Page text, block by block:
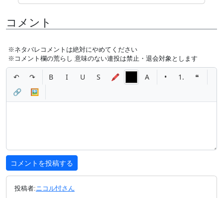
★★★★★
前述のとおりドMというプロフィールですが、まぁ客
寄せの設定よね、、
と話し半分に思っていたのですが、、
性格
★★★★★
コメント
※ネタバレコメントは絶対にやめてください
※コメント欄の荒らし 意味のない連投は禁止・退会対象とします
↶ ↷ B I U S 🖍 A • 1.
❝
🔗
🖼
投稿者:ニコル忖さん